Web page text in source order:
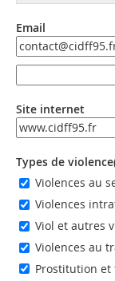
Email
Email
Site internet
URL
Types de
Violences au
Violences
Viol et autres
Violences au
Prostitution et